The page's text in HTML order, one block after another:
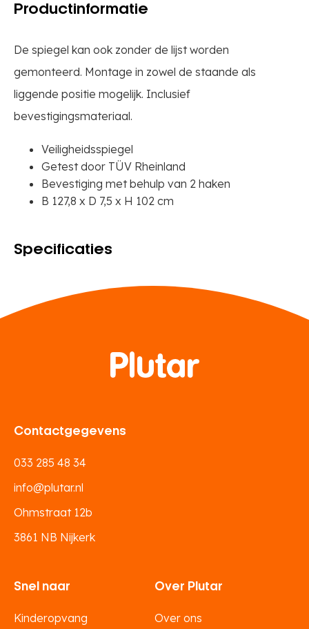
Productinformatie
De spiegel kan ook zonder de lijst worden
gemonteerd. Montage in zowel de staande als
liggende positie mogelijk. Inclusief
bevestigingsmateriaal.
Veiligheidsspiegel
Getest door TÜV Rheinland
Bevestiging met behulp van 2 haken
B 127,8 x D 7,5 x H 102 cm
Specificaties
Contactgegevens
033 285 48 34
info@plutar.nl
Ohmstraat 12b
3861 NB Nijkerk
Snel naar
Kinderopvang
Over Plutar
Over ons